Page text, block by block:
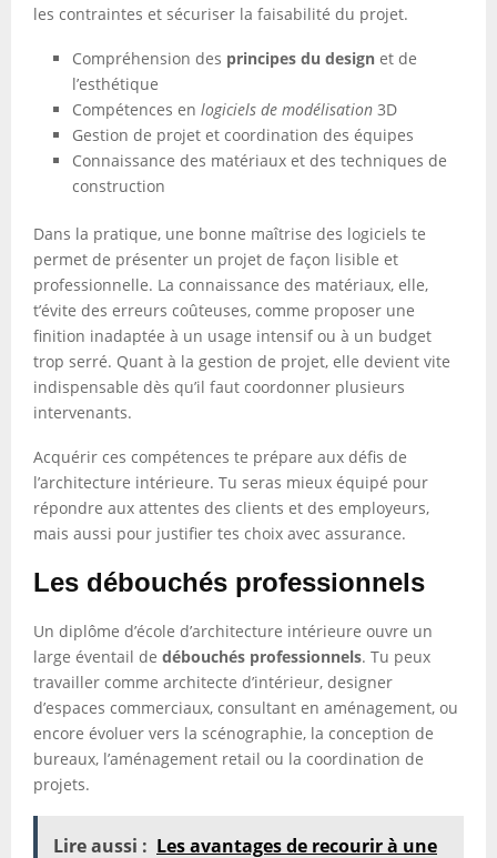
les contraintes et sécuriser la faisabilité du projet.
Compréhension des principes du design et de
l’esthétique
Compétences en logiciels de modélisation 3D
Gestion de projet et coordination des équipes
Connaissance des matériaux et des techniques de
construction
Dans la pratique, une bonne maîtrise des logiciels te
permet de présenter un projet de façon lisible et
professionnelle. La connaissance des matériaux, elle,
t’évite des erreurs coûteuses, comme proposer une
finition inadaptée à un usage intensif ou à un budget
trop serré. Quant à la gestion de projet, elle devient vite
indispensable dès qu’il faut coordonner plusieurs
intervenants.
Acquérir ces compétences te prépare aux défis de
l’architecture intérieure. Tu seras mieux équipé pour
répondre aux attentes des clients et des employeurs,
mais aussi pour justifier tes choix avec assurance.
Les débouchés professionnels
Un diplôme d’école d’architecture intérieure ouvre un
large éventail de débouchés professionnels. Tu peux
travailler comme architecte d’intérieur, designer
d’espaces commerciaux, consultant en aménagement, ou
encore évoluer vers la scénographie, la conception de
bureaux, l’aménagement retail ou la coordination de
projets.
Lire aussi : Les avantages de recourir à une